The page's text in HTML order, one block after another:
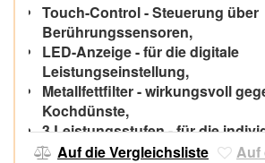
Touch-Control - Steuerung über
Berührungssensoren,
LED-Anzeige - für die digitale
Leistungseinstellung,
Metallfettfilter - wirkungsvoll
Kochdünste,
3 Leistungsstufen - für die
Leistungsstufe,
Auf die Vergleichsliste Auf